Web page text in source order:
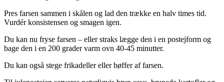
Pres farsen sammen i skålen og lad den trække en halv times tid.
Vurdér konsistensen og smagen igen.
Du kan nu fryse farsen – eller straks lægge den i en postejform og
bage den i en 200 grader varm ovn 40-45 minutter.
Du kan også stege frikadeller eller bøffer af farsen.